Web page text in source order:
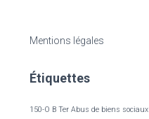
r
h
r
Mentions légales
Étiquettes
150-O B Ter Abus de biens sociaux